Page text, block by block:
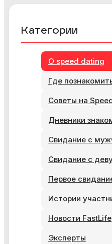
Категории
О speed dating
Где
Советы на
Дневники
Свидание с
Свидание с
Первое
Истории
Новости FastLife
Эксперты